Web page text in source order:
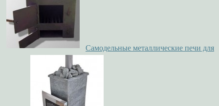
Самодельные металлические печи для